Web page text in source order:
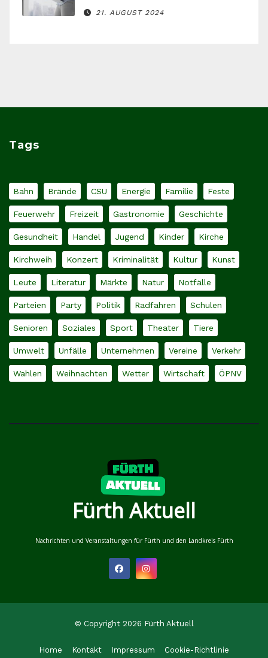
21. AUGUST 2024
Tags
Bahn Brände CSU Energie Familie Feste
Feuerwehr Freizeit Gastronomie Geschichte
Gesundheit Handel Jugend Kinder Kirche
Kirchweih Konzert Kriminalität Kultur Kunst
Leute Literatur Märkte Natur Notfälle
Parteien Party Politik Radfahren Schulen
Senioren Soziales Sport Theater Tiere
Umwelt Unfälle Unternehmen Vereine Verkehr
Wahlen Weihnachten Wetter Wirtschaft ÖPNV
Fürth Aktuell
Nachrichten und Veranstaltungen für Fürth und den Landkreis Fürth
© Copyright 2026 Fürth Aktuell
Home Kontakt Impressum Cookie-Richtlinie